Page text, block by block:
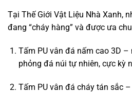
Tại Thế Giới Vật Liệu Nhà Xanh,
đang “cháy hàng” và được ưa
Tấm PU vân đá nấm cao 3D
phỏng đá núi tự nhiên, cực kỳ
Tấm PU vân đá cháy tán sắc